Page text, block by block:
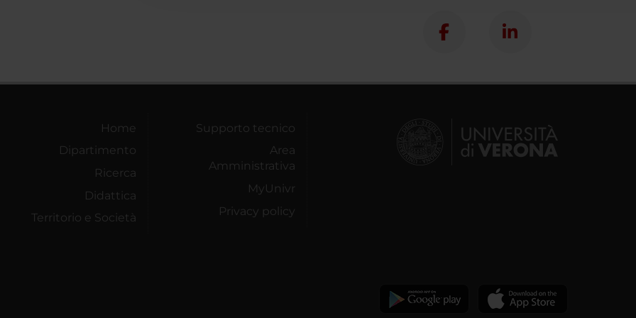
Home
Dipartimento
Ricerca
Didattica
Territorio e Società
Supporto tecnico
Area
Amministrativa
MyUnivr
Privacy policy